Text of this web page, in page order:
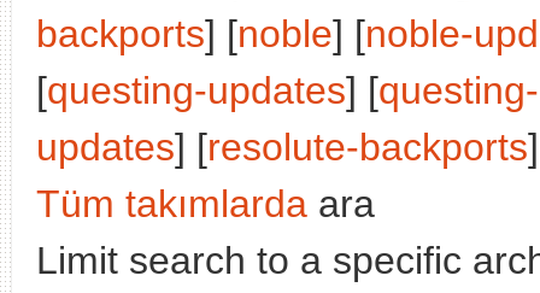
backports] [noble] [noble-
[questing-updates] [
updates] [resolute-backports
Tüm takımlarda ara
Limit search to a specific